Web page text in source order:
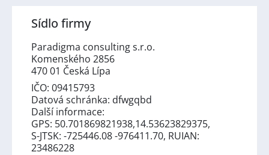
Sídlo firmy
Paradigma consulting s.r.o.
Komenského 2856
470 01 Česká Lípa
IČO: 09415793
Datová schránka: dfwgqbd
Další informace:
GPS: 50.701869821938,14.53623829375,
S-JTSK: -725446.08 -976411.70, RUIAN:
23486228